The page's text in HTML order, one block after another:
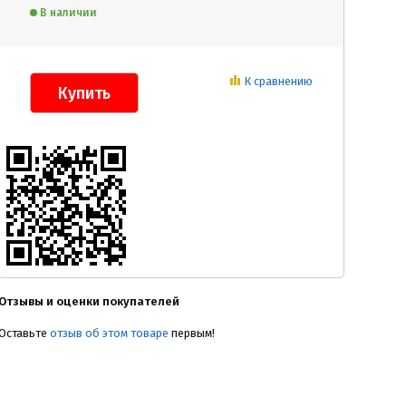
В наличии
К сравнению
и оценки покупателей
отзыв об этом товаре первым!